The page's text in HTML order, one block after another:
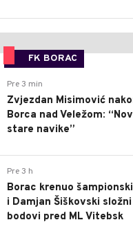
FK BORAC
Pre 3 min
Zvjezdan Misimović
Borca nad Veležom:
stare navike”
Pre 3 h
Borac krenuo
i Damjan Šiškovski
bodovi pred ML Vitebsk